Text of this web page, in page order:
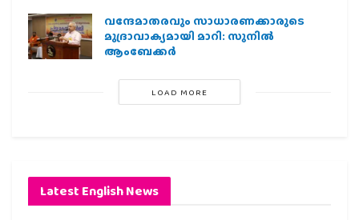
വന്ദേമാതരവും സാധാരണക്കാരുടെ
മുദ്രാവാക്യമായി മാറി: സുനിൽ
ആംബേക്കർ
LOAD MORE
Latest English News